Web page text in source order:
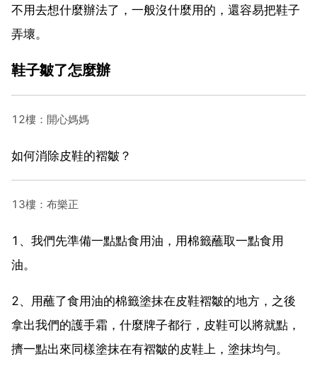
不用去想什麼辦法了，一般沒什麼用的，還容易把鞋子
弄壞。
鞋子皺了怎麼辦
12樓：開心媽媽
如何消除皮鞋的褶皺？
13樓：布樂正
1、我們先準備一點點食用油，用棉籤蘸取一點食用
油。
2、用蘸了食用油的棉籤塗抹在皮鞋褶皺的地方，之後
拿出我們的護手霜，什麼牌子都行，皮鞋可以將就點，
擠一點出來同樣塗抹在有褶皺的皮鞋上，塗抹均勻。